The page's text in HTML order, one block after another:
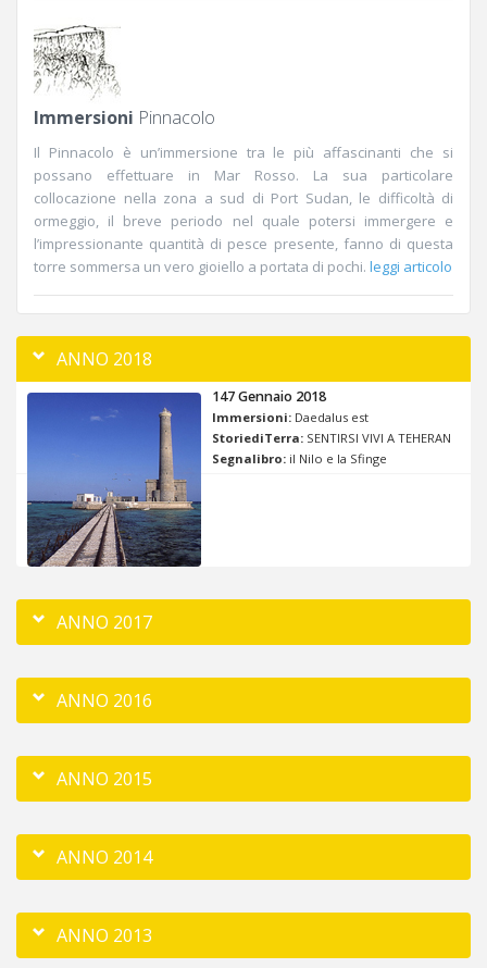
Immersioni Pinnacolo
Il Pinnacolo è un’immersione tra le più affascinanti che si
possano effettuare in Mar Rosso. La sua particolare
collocazione nella zona a sud di Port Sudan, le difficoltà di
ormeggio, il breve periodo nel quale potersi immergere e
l’impressionante quantità di pesce presente, fanno di questa
torre sommersa un vero gioiello a portata di pochi. leggi articolo
ANNO 2018
147 Gennaio 2018
Immersioni: Daedalus est
StoriediTerra: SENTIRSI VIVI A TEHERAN
Segnalibro: il Nilo e la Sfinge
ANNO 2017
ANNO 2016
ANNO 2015
ANNO 2014
ANNO 2013